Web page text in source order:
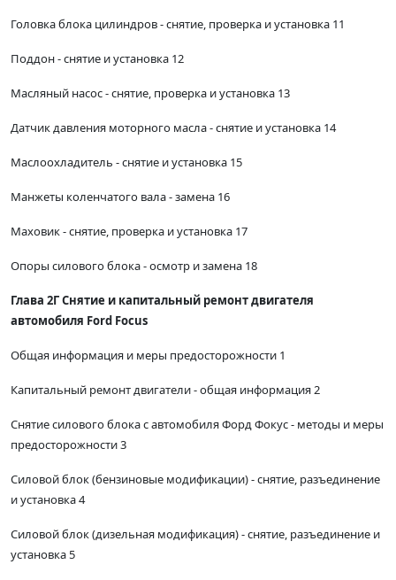
Головка блока цилиндров - снятие, проверка и установка 11
Поддон - снятие и установка 12
Масляный насос - снятие, проверка и установка 13
Датчик давления моторного масла - снятие и установка 14
Маслоохладитель - снятие и установка 15
Манжеты коленчатого вала - замена 16
Маховик - снятие, проверка и установка 17
Опоры силового блока - осмотр и замена 18
Глава 2Г Снятие и капитальный ремонт двигателя
автомобиля Ford Focus
Общая информация и меры предосторожности 1
Капитальный ремонт двигатели - общая информация 2
Снятие силового блока с автомобиля Форд Фокус - методы и меры
предосторожности 3
Силовой блок (бензиновые модификации) - снятие, разъединение
и установка 4
Силовой блок (дизельная модификация) - снятие, разъединение и
установка 5